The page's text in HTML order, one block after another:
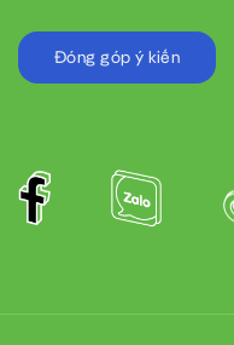
Đóng góp ý kiến